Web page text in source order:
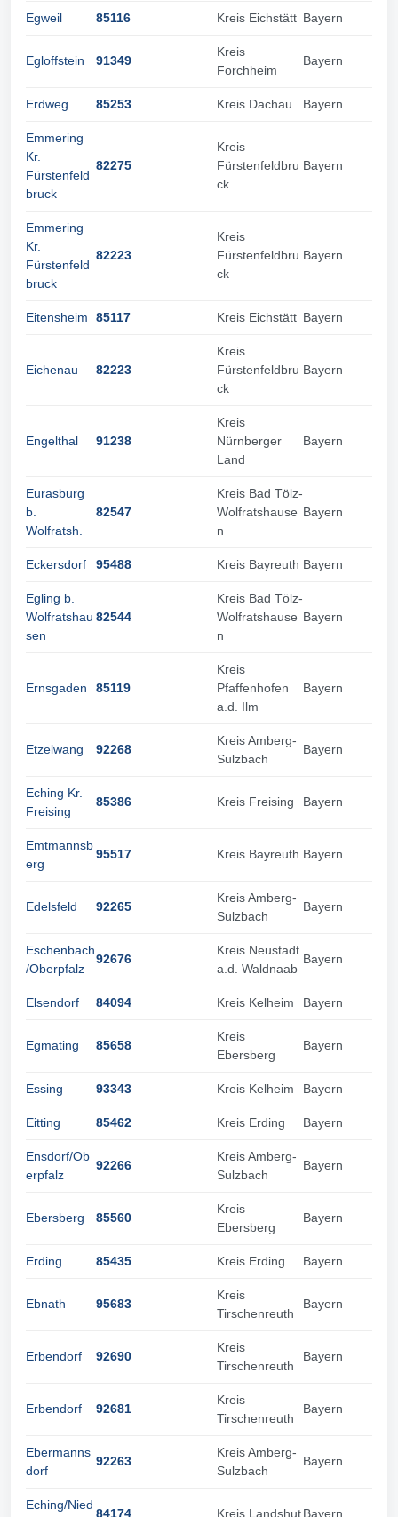
Egweil 85116 Kreis Eichstätt Bayern
Egloffstein 91349
Kreis
Forchheim
Bayern
Erdweg 85253 Kreis Dachau Bayern
Emmering
Kr.
Fürstenfeld
bruck
82275
Kreis
Fürstenfeldbru
ck
Bayern
Emmering
Kr.
Fürstenfeld
bruck
82223
Kreis
Fürstenfeldbru
ck
Bayern
Eitensheim 85117 Kreis Eichstätt Bayern
Eichenau 82223
Kreis
Fürstenfeldbru
ck
Bayern
Engelthal 91238
Kreis
Nürnberger
Land
Bayern
Eurasburg
b.
Wolfratsh.
82547
Kreis Bad Tölz-
Wolfratshause
n
Bayern
Eckersdorf 95488 Kreis Bayreuth Bayern
Egling b.
Wolfratshau
sen
82544
Kreis Bad Tölz-
Wolfratshause
n
Bayern
Ernsgaden 85119
Kreis
Pfaffenhofen
a.d. Ilm
Bayern
Etzelwang 92268
Kreis Amberg-
Sulzbach
Bayern
Eching Kr.
Freising
85386 Kreis Freising Bayern
Emtmannsb
erg
95517 Kreis Bayreuth Bayern
Edelsfeld 92265
Kreis Amberg-
Sulzbach
Bayern
Eschenbach
/Oberpfalz
92676
Kreis Neustadt
a.d. Waldnaab
Bayern
Elsendorf 84094 Kreis Kelheim Bayern
Egmating 85658
Kreis
Ebersberg
Bayern
Essing 93343 Kreis Kelheim Bayern
Eitting 85462 Kreis Erding Bayern
Ensdorf/Ob
erpfalz
92266
Kreis Amberg-
Sulzbach
Bayern
Ebersberg 85560
Kreis
Ebersberg
Bayern
Erding 85435 Kreis Erding Bayern
Ebnath 95683
Kreis
Tirschenreuth
Bayern
Erbendorf 92690
Kreis
Tirschenreuth
Bayern
Erbendorf 92681
Kreis
Tirschenreuth
Bayern
Ebermanns
dorf
92263
Kreis Amberg-
Sulzbach
Bayern
Eching/Nied
84174 Kreis LandshutBayern